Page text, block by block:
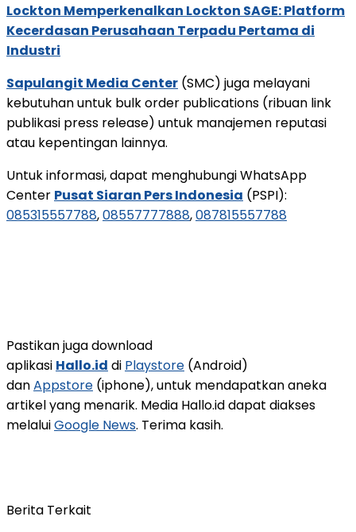
Lockton Memperkenalkan Lockton SAGE: Platform
Kecerdasan Perusahaan Terpadu Pertama di
Industri
Sapulangit Media Center (SMC) juga melayani
kebutuhan untuk bulk order publications (ribuan link
publikasi press release) untuk manajemen reputasi
atau kepentingan lainnya.
Untuk informasi, dapat menghubungi WhatsApp
Center Pusat Siaran Pers Indonesia (PSPI):
085315557788,08557777888,087815557788
Pastikan juga download
aplikasi Hallo.id di Playstore (Android)
danAppstore (iphone), untuk mendapatkan aneka
artikel yang menarik. Media Hallo.id dapat diakses
melaluiGoogle News. Terima kasih.
Berita Terkait